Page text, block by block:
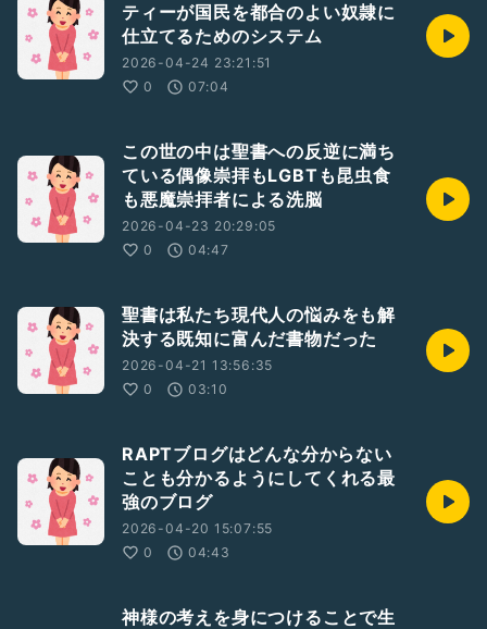
ティーが国民を都合のよい奴隷に
仕立てるためのシステム
2026-04-24 23:21:51
0
07:04
この世の中は聖書への反逆に満ち
ている偶像崇拝もLGBTも昆虫食
も悪魔崇拝者による洗脳
2026-04-23 20:29:05
0
04:47
聖書は私たち現代人の悩みをも解
決する既知に富んだ書物だった
2026-04-21 13:56:35
0
03:10
RAPTブログはどんな分からない
ことも分かるようにしてくれる最
強のブログ
2026-04-20 15:07:55
0
04:43
神様の考えを身につけることで生